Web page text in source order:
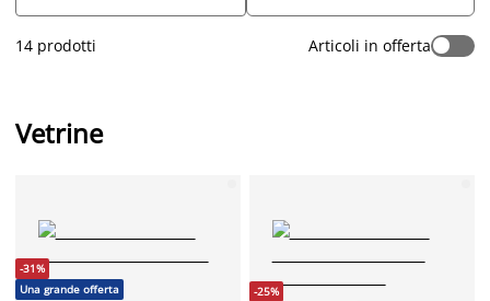
14 prodotti Articoli in offerta
Vetrine
-31%
Una grande offerta
-25%